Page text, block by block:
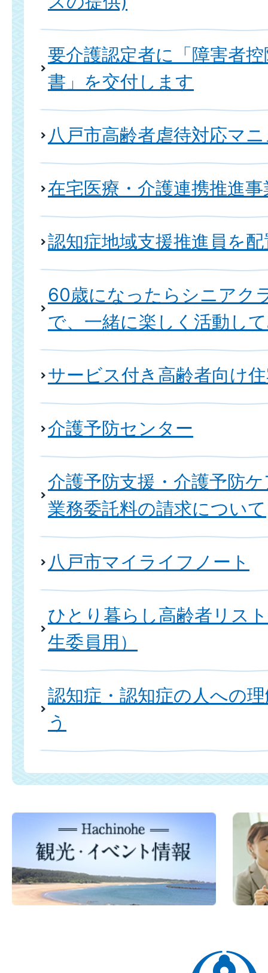
要介護認定者に「障害者
書」を交付します
八戸市高齢者虐待対応マ
在宅医療・介護連携推進事
認知症地域支援推進員を
60歳になったらシニアク
で、一緒に楽しく活動し
サービス付き高齢者向け
介護予防センター
介護予防支援・介護予防
業務委託料の請求について
八戸市マイライフノート
ひとり暮らし高齢者リス
生委員用）
認知症・認知症の人への
う
八